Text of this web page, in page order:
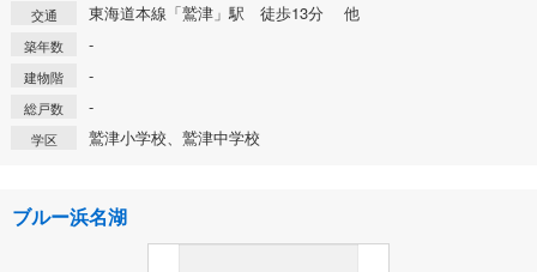
交通 東海道本線「鷲津」駅 徒歩13分 他
築年数 -
建物階 -
総戸数 -
学区 鷲津小学校、鷲津中学校
ブルー浜名湖